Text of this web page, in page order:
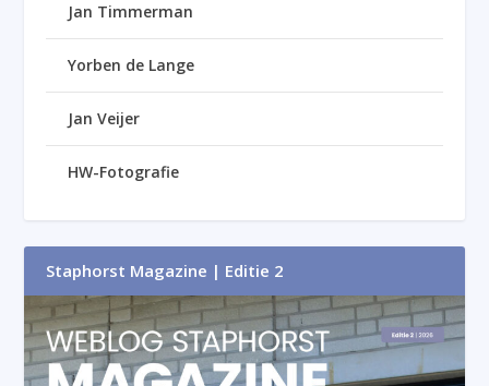
Jan Timmerman
Yorben de Lange
Jan Veijer
HW-Fotografie
Staphorst Magazine | Editie 2